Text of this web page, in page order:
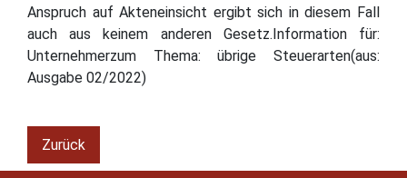
Anspruch auf Akteneinsicht ergibt sich in diesem Fall
auch aus keinem anderen Gesetz.Information für:
Unternehmerzum Thema: übrige Steuerarten(aus:
Ausgabe 02/2022)
Zurück